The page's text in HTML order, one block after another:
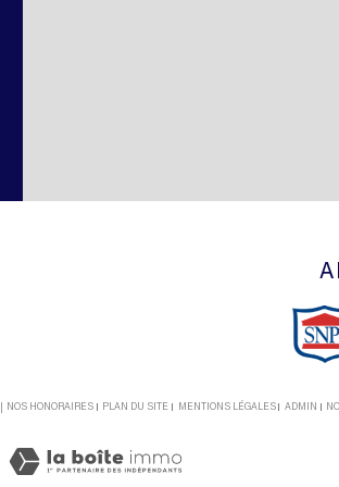
NOS HONORAIRES PLAN DU SITE MENTIONS LÉGALES ADMIN